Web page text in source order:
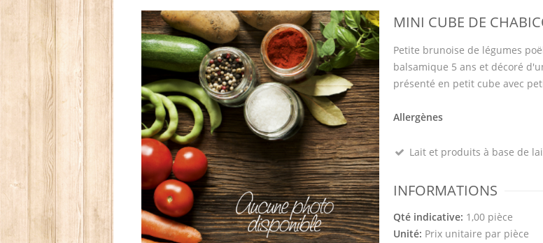
MINI CUBE DE
Petite brunoise de légumes
balsamique 5 ans et décoré
présenté en petit cube avec
Allergènes
Lait et produits à base de
INFORMATIONS
Qté indicative: 1,00 pièce
Unité: Prix unitaire par pièce